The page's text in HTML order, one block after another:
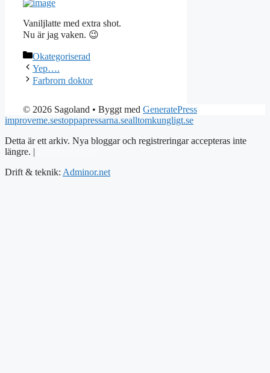
Vaniljlatte med extra shot.
Nu är jag vaken. 😉
Kategorier
Okategoriserad
Yep….
Farbrorn doktor
© 2026 Sagoland • Byggt med GeneratePress
improveme.sestoppapressarna.sealltomkungligt.se
Detta är ett arkiv. Nya bloggar och registreringar accepteras inte
längre. |
Drift & teknik: Adminor.net